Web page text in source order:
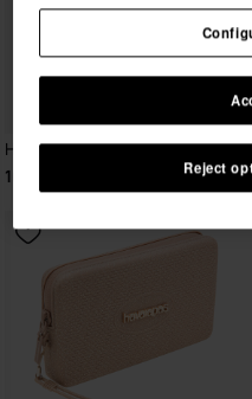
Havaianas Mini Bolsa Plus
16,99 €
Reject